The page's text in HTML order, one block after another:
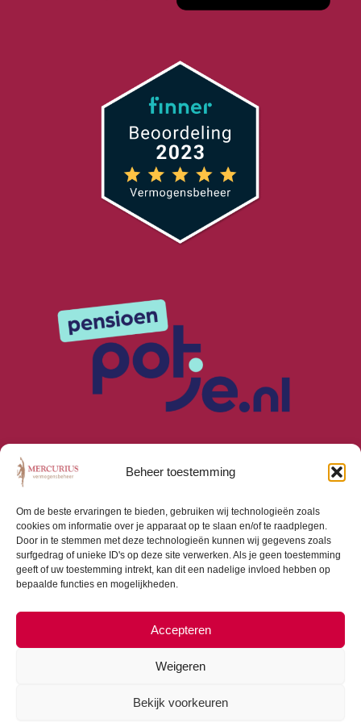
Beheer toestemming
Om de beste ervaringen te bieden, gebruiken wij technologieën zoals
cookies om informatie over je apparaat op te slaan en/of te raadplegen.
Door in te stemmen met deze technologieën kunnen wij gegevens zoals
surfgedrag of unieke ID's op deze site verwerken. Als je geen toestemming
geeft of uw toestemming intrekt, kan dit een nadelige invloed hebben op
bepaalde functies en mogelijkheden.
Accepteren
Weigeren
Bekijk voorkeuren
Algemene Voorwaarden
Privacyverklaring
Cookiebeleid (EU)
Consumentenbrief
Beleggingsbeleid
Copyright © 2026 Mercurius Vermogensbeheer |